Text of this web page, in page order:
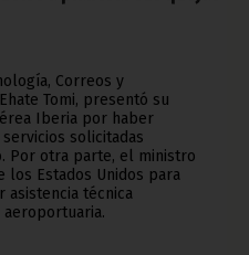
Correos y
Tomi, presentó su
Iberia por haber
solicitadas
Por otra parte, el ministro
los Estados Unidos para
asistencia técnica
aeroportuaria.